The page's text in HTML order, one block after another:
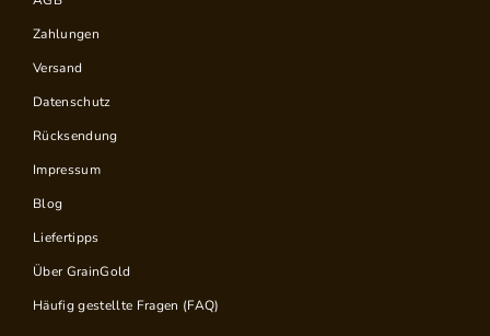
Zahlungen
Versand
Datenschutz
Rücksendung
Impressum
Blog
Liefertipps
Über GrainGold
Häufig gestellte Fragen (FAQ)